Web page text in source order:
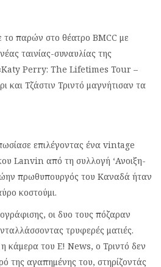
το παρών στο θέατρο BMCC με
ταινίας-συναυλίας της
«Katy Perry: The Lifetimes Tour –
και Τζάστιν Τριντό μαγνήτισαν τα
επιλέγοντας ένα vintage
Lanvin από τη συλλογή ‘Ανοιξη-
πρωθυπουργός του Καναδά ήταν
κοστούμι.
οι δυο τους πόζαραν
τρυφερές ματιές.
κάμερα του E! News, ο Τριντό δεν
της αγαπημένης του, στηρίζοντάς